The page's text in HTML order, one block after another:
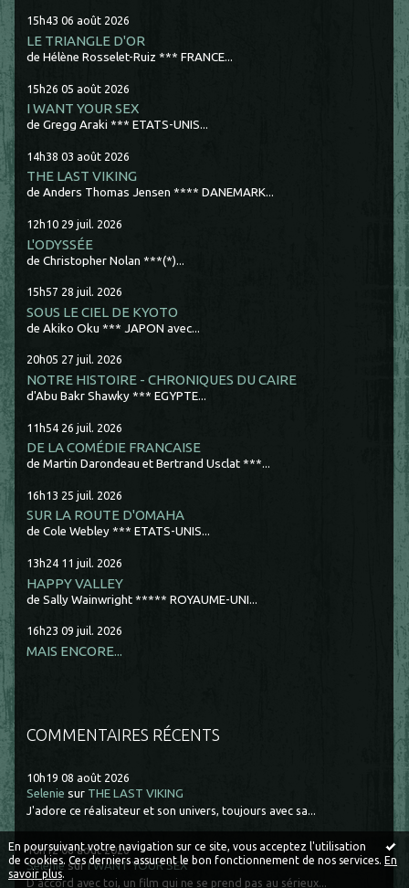
En poursuivant votre navigation sur ce site, vous acceptez l'utilisation
de cookies. Ces derniers assurent le bon fonctionnement de nos services. En
savoir plus.
15h43 06 août 2026
LE TRIANGLE D'OR
de Hélène Rosselet-Ruiz *** FRANCE...
15h26 05 août 2026
I WANT YOUR SEX
de Gregg Araki *** ETATS-UNIS...
14h38 03 août 2026
THE LAST VIKING
de Anders Thomas Jensen **** DANEMARK...
12h10 29 juil. 2026
L'ODYSSÉE
de Christopher Nolan ***(*)...
15h57 28 juil. 2026
SOUS LE CIEL DE KYOTO
de Akiko Oku *** JAPON avec...
20h05 27 juil. 2026
NOTRE HISTOIRE - CHRONIQUES DU CAIRE
d'Abu Bakr Shawky *** EGYPTE...
11h54 26 juil. 2026
DE LA COMÉDIE FRANCAISE
de Martin Darondeau et Bertrand Usclat ***...
16h13 25 juil. 2026
SUR LA ROUTE D'OMAHA
de Cole Webley *** ETATS-UNIS...
13h24 11 juil. 2026
HAPPY VALLEY
de Sally Wainwright ***** ROYAUME-UNI...
16h23 09 juil. 2026
MAIS ENCORE...
COMMENTAIRES RÉCENTS
10h19 08 août 2026
Selenie sur THE LAST VIKING
J'adore ce réalisateur et son univers, toujours avec sa...
10h12 08 août 2026
Selenie sur I WANT YOUR SEX
D'accord avec toi, un film qui ne se prend pas au sérieux...